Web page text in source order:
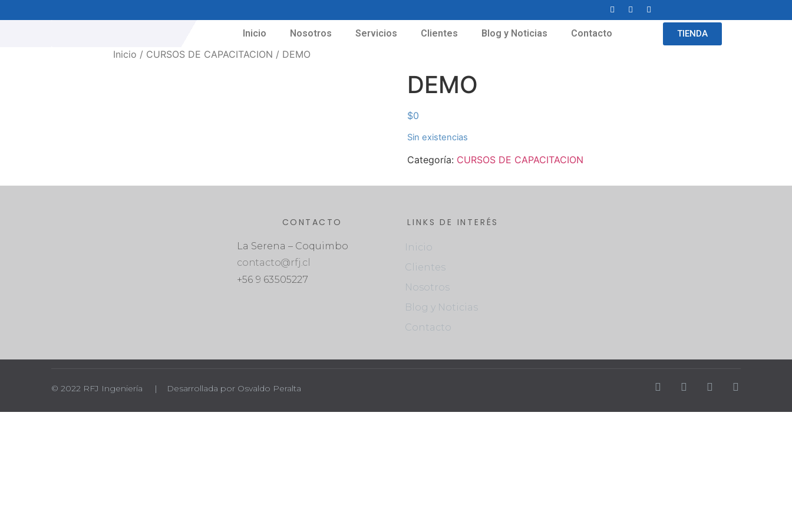
Inicio Nosotros Servicios Clientes Blog y Noticias Contacto TIENDA
Inicio / CURSOS DE CAPACITACION / DEMO
DEMO
$0
Sin existencias
Categoría: CURSOS DE CAPACITACION
CONTACTO
La Serena – Coquimbo
contacto@rfj.cl
+56 9 63505227
LINKS DE INTERÉS
Inicio
Clientes
Nosotros
Blog y Noticias
Contacto
© 2022 RFJ Ingeniería | Desarrollada por Osvaldo Peralta